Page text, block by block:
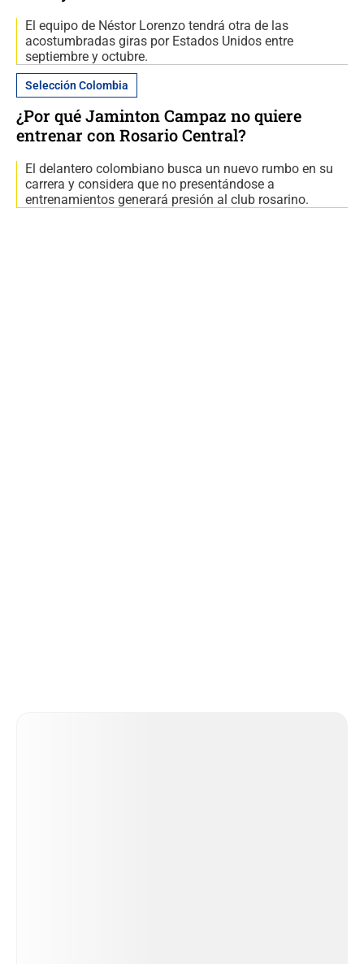
El equipo de Néstor Lorenzo tendrá otra de las
acostumbradas giras por Estados Unidos entre
septiembre y octubre.
Selección Colombia
¿Por qué Jaminton Campaz no quiere
entrenar con Rosario Central?
El delantero colombiano busca un nuevo rumbo en su
carrera y considera que no presentándose a
entrenamientos generará presión al club rosarino.